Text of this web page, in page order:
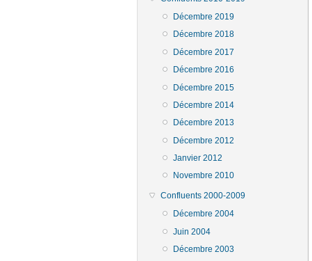
Décembre 2019
Décembre 2018
Décembre 2017
Décembre 2016
Décembre 2015
Décembre 2014
Décembre 2013
Décembre 2012
Janvier 2012
Novembre 2010
Confluents 2000-2009
Décembre 2004
Juin 2004
Décembre 2003